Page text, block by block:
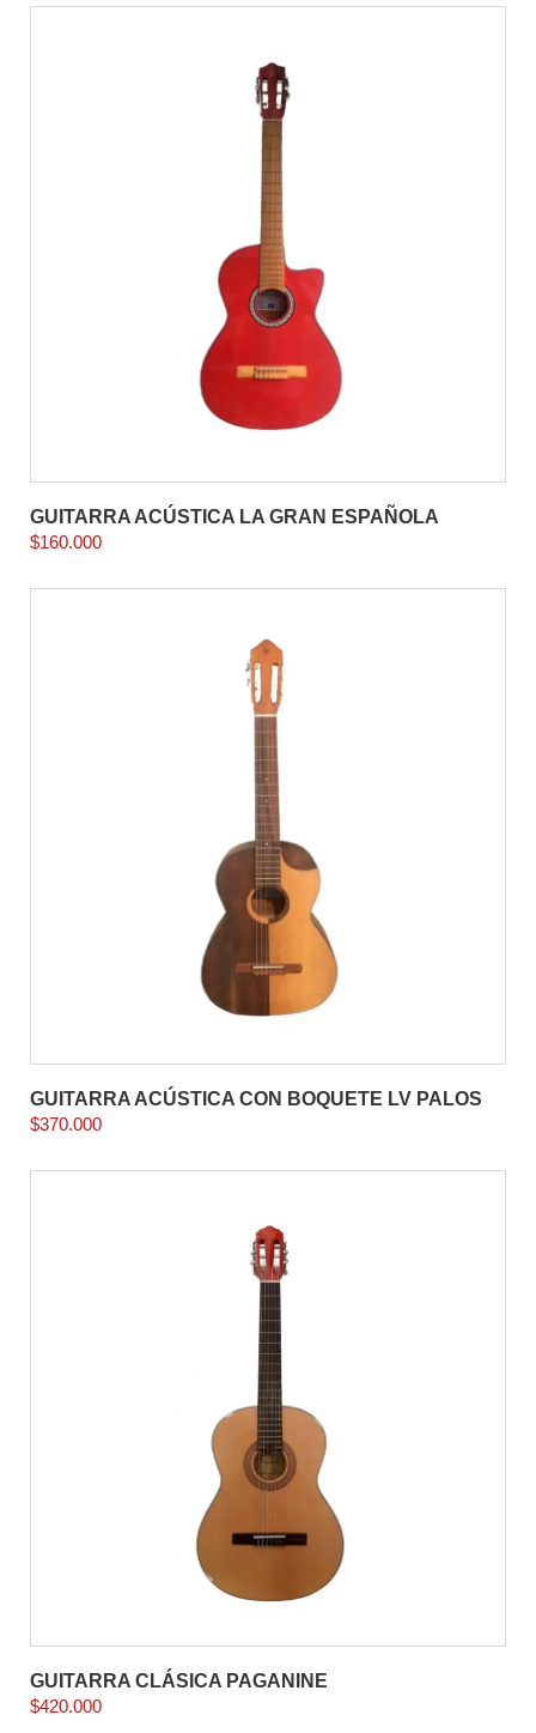
GUITARRA ACÚSTICA LA GRAN ESPAÑOLA
$160.000
GUITARRA ACÚSTICA CON BOQUETE LV PALOS
$370.000
GUITARRA CLÁSICA PAGANINE
$420.000